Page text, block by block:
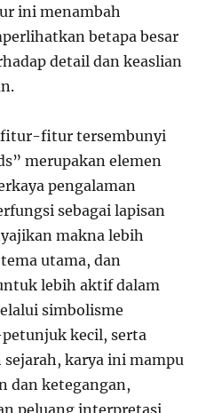
ini menambah
betapa besar
detail dan keaslian
fitur-fitur tersembunyi
merupakan elemen
pengalaman
sebagai lapisan
makna lebih
utama, dan
lebih aktif dalam
simbolisme
kecil, serta
sejarah, karya ini mampu
dan ketegangan,
peluang interpretasi